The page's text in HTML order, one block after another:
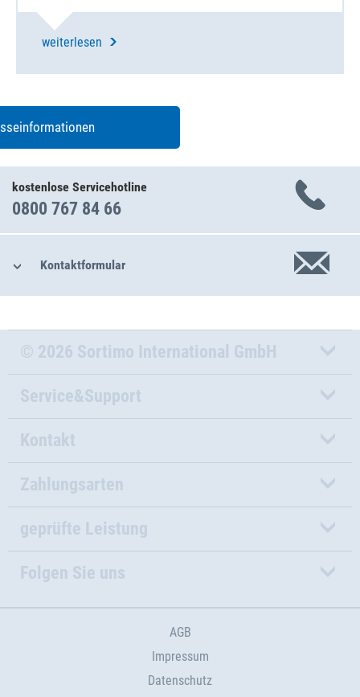
weiterlesen
kostenlose Servicehotline
0800 767 84 66
Kontaktformular
© 2026 Sortimo International GmbH
Service&Support
Kontakt
Zahlungsarten
geprüfte Leistung
Folgen Sie uns
AGB
Impressum
Datenschutz